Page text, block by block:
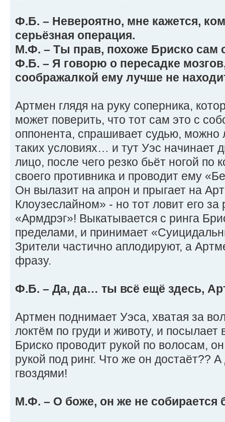
Ф.Б. – Невероятно, мне кажется,
серьёзная операция.
М.Ф. – Ты прав, похоже Бриско сам
Ф.Б. – Я говорю о пересадке
соображалкой ему лучше не
Артмен глядя на руку соперника,
может поверить, что тот сам это с
оппонента, спрашивает судью, можно
таких условиях… и тут Уэс начинает
лицо, после чего резко бьёт ногой по
своего противника и проводит ему
Он вылазит на апрон и прыгает на
Клоузеслайном» - но тот ловит его за
«Армдрэг»! Выкатывается с ринга
пределами, и принимает
Зрители частично аплодируют, а
фразу.
Ф.Б. – Да, да… ты всё ещё здесь,
Артмен поднимает Уэса, хватая за
локтём по груди и животу, и посылает
Бриско проводит рукой по волосам,
рукой под ринг. Что же он достаёт??
гвоздями!
М.Ф. – О боже, он же не собирается